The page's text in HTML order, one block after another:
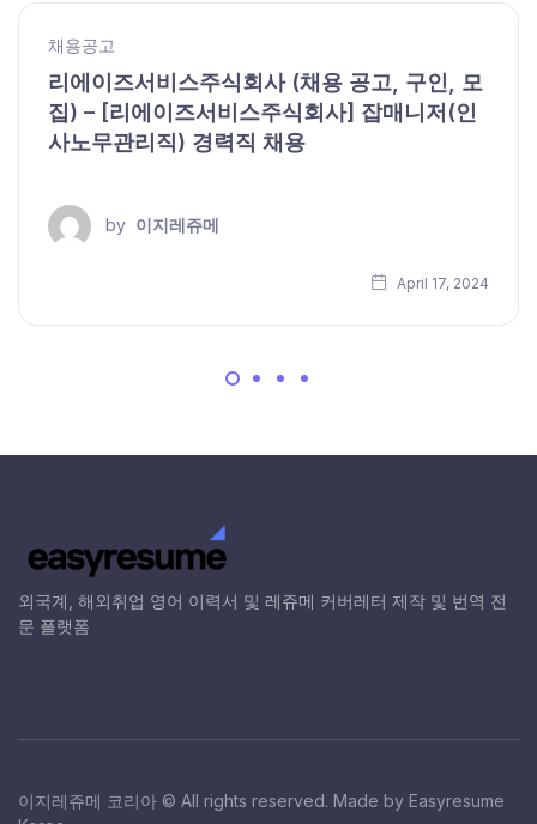
채용공고
리에이즈서비스주식회사 (채용 공고, 구인, 모
집) – [리에이즈서비스주식회사] 잡매니저(인
사노무관리직) 경력직 채용
by 이지레쥬메
April 17, 2024
외국계, 해외취업 영어 이력서 및 레쥬메 커버레터 제작 및 번역 전
문 플랫폼
이지레쥬메 코리아 © All rights reserved. Made by Easyresume